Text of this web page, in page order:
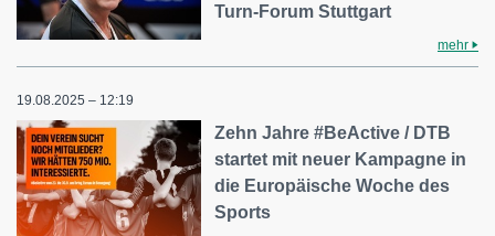
Turn-Forum Stuttgart
mehr
19.08.2025 – 12:19
Zehn Jahre #BeActive / DTB
startet mit neuer Kampagne in
die Europäische Woche des
Sports